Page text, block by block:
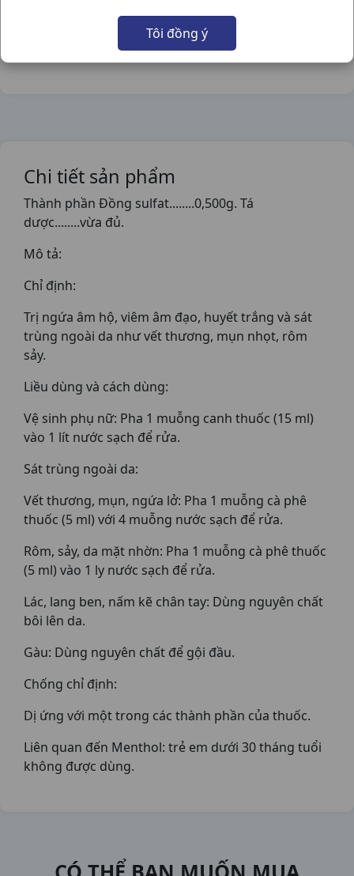
Tôi đồng ý
Chia sẻ qua mạng xã hội:
Chi tiết sản phẩm
Thành phần Đồng sulfat........0,500g. Tá
dược........vừa đủ.
Mô tả:
Chỉ định:
Trị ngứa âm hộ, viêm âm đạo, huyết trắng và sát
trùng ngoài da như vết thương, mụn nhọt, rôm
sảy.
Liều dùng và cách dùng:
Vệ sinh phụ nữ: Pha 1 muỗng canh thuốc (15 ml)
vào 1 lít nước sạch để rửa.
Sát trùng ngoài da:
Vết thương, mụn, ngứa lở: Pha 1 muỗng cà phê
thuốc (5 ml) với 4 muỗng nước sạch để rửa.
Rôm, sảy, da mặt nhờn: Pha 1 muỗng cà phê thuốc
(5 ml) vào 1 ly nước sạch để rửa.
Lác, lang ben, nấm kẽ chân tay: Dùng nguyên chất
bôi lên da.
Gàu: Dùng nguyên chất để gội đầu.
Chống chỉ định:
Dị ứng với một trong các thành phần của thuốc.
Liên quan đến Menthol: trẻ em dưới 30 tháng tuổi
không được dùng.